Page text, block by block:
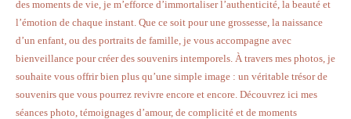
des moments de vie, je m’efforce d’immortaliser l’authenticité, la beauté et
l’émotion de chaque instant. Que ce soit pour une grossesse, la naissance
d’un enfant, ou des portraits de famille, je vous accompagne avec
bienveillance pour créer des souvenirs intemporels. À travers mes photos, je
souhaite vous offrir bien plus qu’une simple image : un véritable trésor de
souvenirs que vous pourrez revivre encore et encore. Découvrez ici mes
séances photo, témoignages d’amour, de complicité et de moments